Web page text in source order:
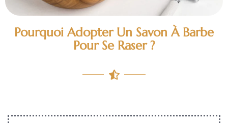
Pourquoi Adopter Un Savon À Barbe
Pour Se Raser ?